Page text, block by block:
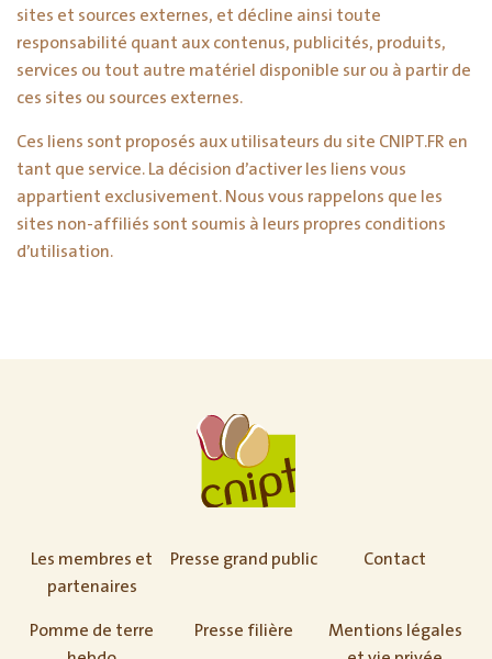
sites et sources externes, et décline ainsi toute
responsabilité quant aux contenus, publicités, produits,
services ou tout autre matériel disponible sur ou à partir de
ces sites ou sources externes.
Ces liens sont proposés aux utilisateurs du site CNIPT.FR en
tant que service. La décision d’activer les liens vous
appartient exclusivement. Nous vous rappelons que les
sites non-affiliés sont soumis à leurs propres conditions
d’utilisation.
Les membres et
partenaires
Presse grand public Contact
Pomme de terre
Presse filière
Mentions légales